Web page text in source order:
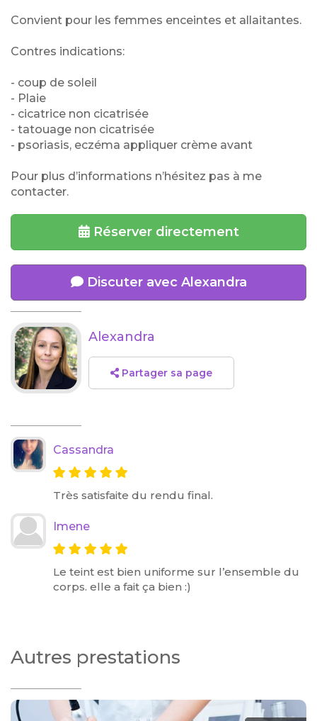
Convient pour les femmes enceintes et allaitantes.
Contres indications:
- coup de soleil
- Plaie
- cicatrice non cicatrisée
- tatouage non cicatrisée
- psoriasis, eczéma appliquer crème avant
Pour plus d’informations n’hésitez pas à me
contacter.
Réserver directement
Discuter avec Alexandra
Alexandra
Partager sa page
Cassandra
Très satisfaite du rendu final.
Imene
Le teint est bien uniforme sur l’ensemble du
corps. elle a fait ça bien :)
Autres prestations